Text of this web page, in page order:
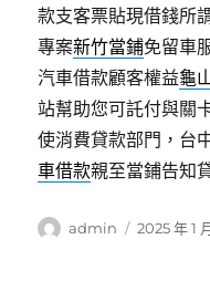
款支客票貼現借錢所
專案新竹當鋪免留車
汽車借款顧客權益龜
站幫助您可託付與關
使消費貸款部門，台
車借款親至當鋪告知
作
admin
發
2025 年 1